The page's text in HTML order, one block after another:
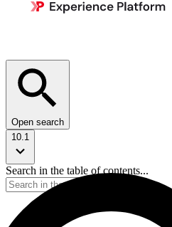
Open search
10.1
Search in the table of contents...